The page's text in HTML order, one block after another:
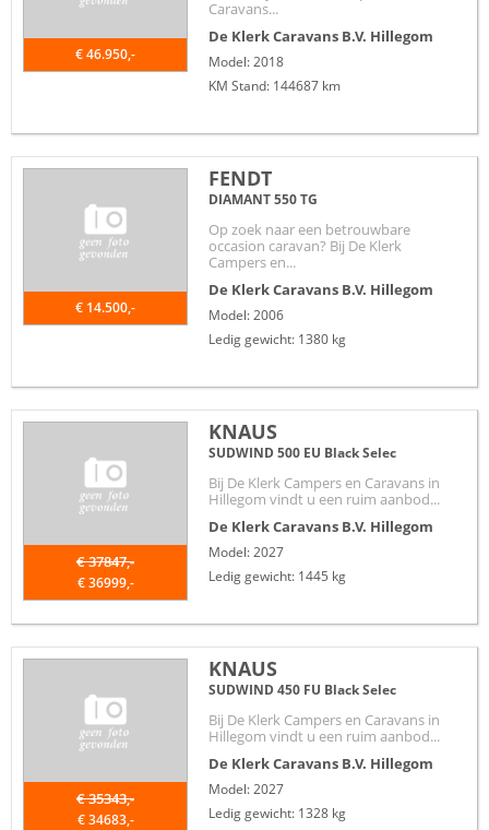
€ 46.950,-
Caravans...
De Klerk Caravans B.V. Hillegom
Model: 2018
KM Stand: 144687 km
€ 14.500,-
FENDT
DIAMANT 550 TG
Op zoek naar een betrouwbare
occasion caravan? Bij De Klerk
Campers en...
De Klerk Caravans B.V. Hillegom
Model: 2006
Ledig gewicht: 1380 kg
€ 37847,-
€ 36999,-
KNAUS
SUDWIND 500 EU Black Selec
Bij De Klerk Campers en Caravans in
Hillegom vindt u een ruim aanbod...
De Klerk Caravans B.V. Hillegom
Model: 2027
Ledig gewicht: 1445 kg
€ 35343,-
€ 34683,-
KNAUS
SUDWIND 450 FU Black Selec
Bij De Klerk Campers en Caravans in
Hillegom vindt u een ruim aanbod...
De Klerk Caravans B.V. Hillegom
Model: 2027
Ledig gewicht: 1328 kg